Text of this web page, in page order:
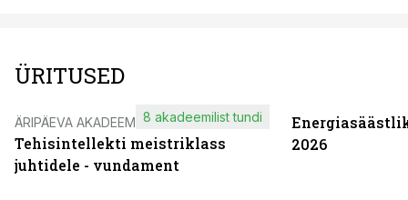
ÜRITUSED
ÄRIPÄEVA AKADEEMIA
Tehisintellekti meistriklass
juhtidele - vundament
8 akadeemilist tundi
2026